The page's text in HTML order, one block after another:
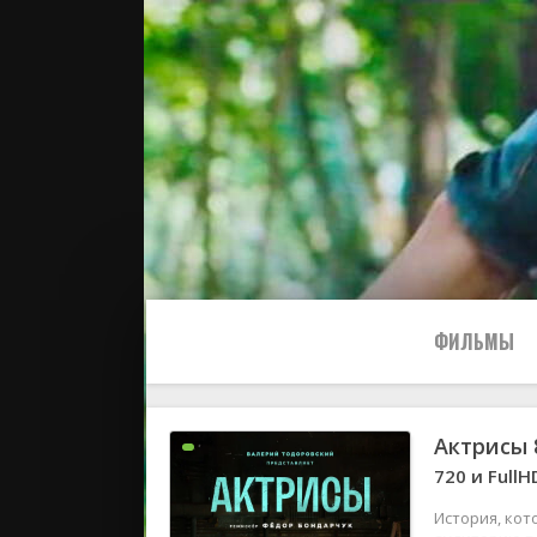
ФИЛЬМЫ
Все
Актрисы
720 и
История,